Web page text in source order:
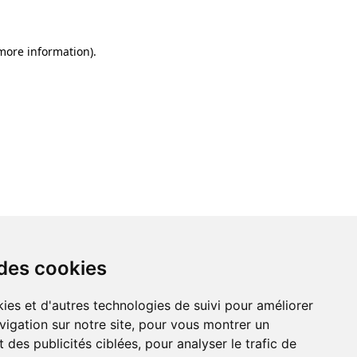
cookies
et d'autres technologies de suivi pour améliorer
sur notre site, pour vous montrer un
des publicités ciblées, pour analyser le trafic de
information).